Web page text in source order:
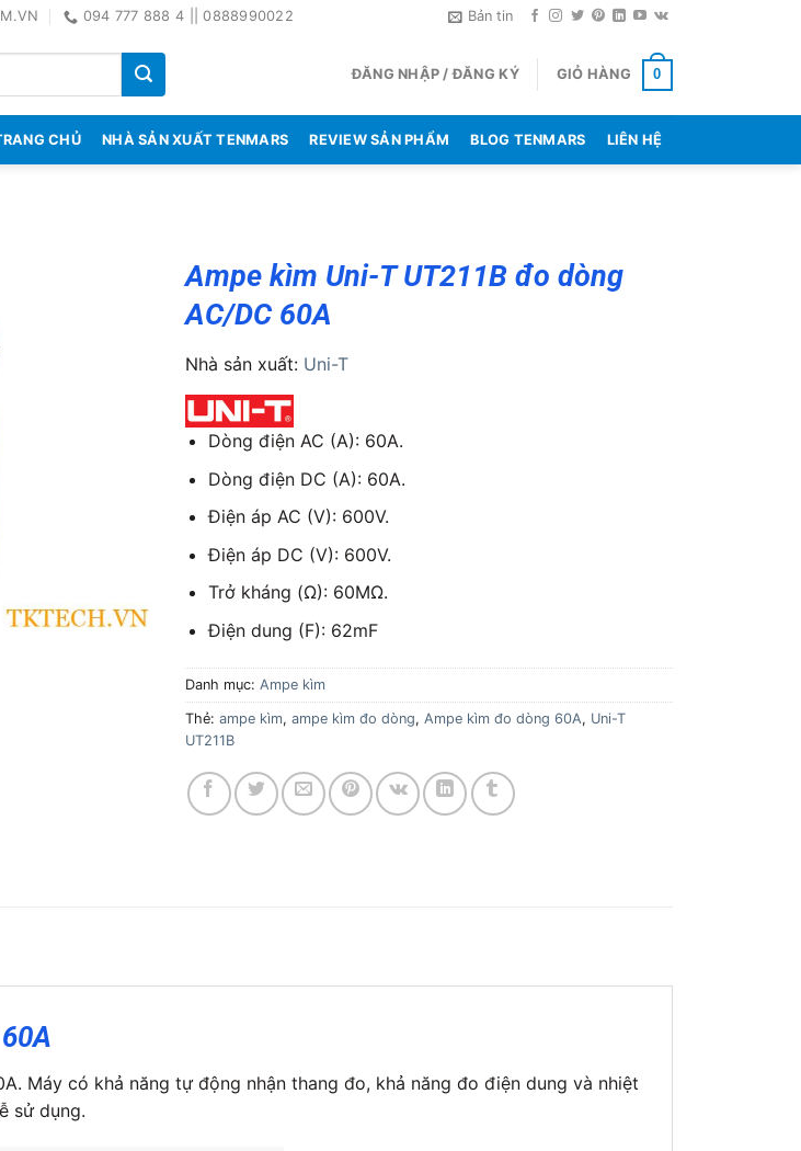
094 777 888 4 || 0888990022 Bản tin
ĐĂNG NHẬP / ĐĂNG KÝ GIỎ HÀNG 0
CHỦ NHÀ SẢN XUẤT TENMARS REVIEW SẢN PHẨM BLOG TENMARS LIÊN HỆ
Ampe kìm Uni-T UT211B đo dòng
AC/DC 60A
Nhà sản xuất: Uni-T
Dòng điện AC (A): 60A.
Dòng điện DC (A): 60A.
Điện áp AC (V): 600V.
Điện áp DC (V): 600V.
Trở kháng (Ω): 60MΩ.
Điện dung (F): 62mF
Danh mục: Ampe kìm
Thẻ: ampe kìm, ampe kìm đo dòng, Ampe kìm đo dòng 60A, Uni-T
UT211B
Máy có khả năng tự động nhận thang đo, khả năng đo điện dung và nhiệt
sử dụng.